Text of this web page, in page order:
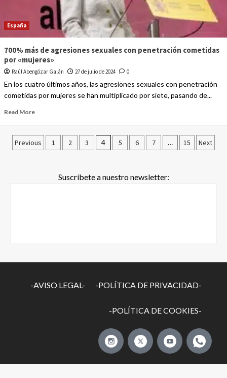
España
700% más de agresiones sexuales con penetración cometidas
por «mujeres»
Raúl Abengózar Galán 27 de julio de 2024 0
En los cuatro últimos años, las agresiones sexuales con penetración
cometidas por mujeres se han multiplicado por siete, pasando de...
Read More
Previous 1 2 3 4 5 6 7 … 15 Next
Suscríbete a nuestro newsletter:
-AVISO LEGAL- -POLÍTICA DE PRIVACIDAD-
-POLÍTICA DE COOKIES-